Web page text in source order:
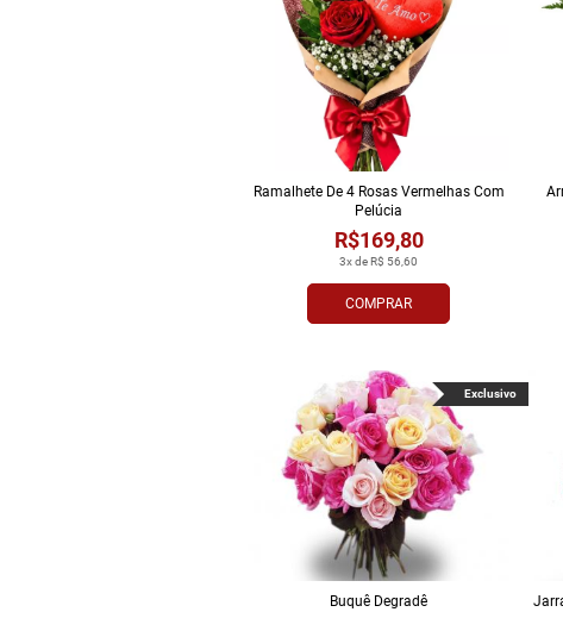
COMPRAR
3x de R$ 56,60
R$169,80
Ramalhete De 4 Rosas Vermelhas Com
Pelúcia
Buquê Degradê
Exclusivo